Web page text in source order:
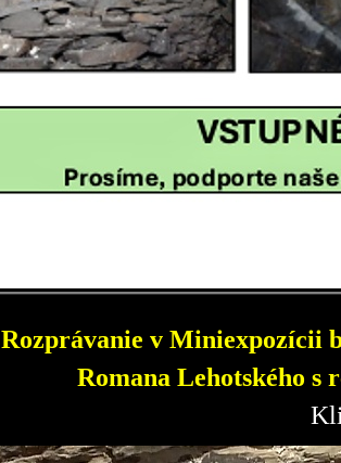
Rozprávanie v Miniexpozícii
Romana Lehotského s